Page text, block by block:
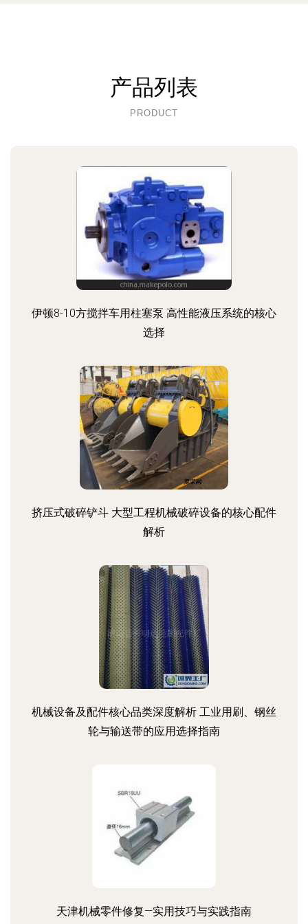
产品列表
PRODUCT
伊顿8-10方搅拌车用柱塞泵 高性能液压系统的核心
选择
挤压式破碎铲斗 大型工程机械破碎设备的核心配件
解析
机械设备及配件核心品类深度解析 工业用刷、钢丝
轮与输送带的应用选择指南
天津机械零件修复—实用技巧与实践指南